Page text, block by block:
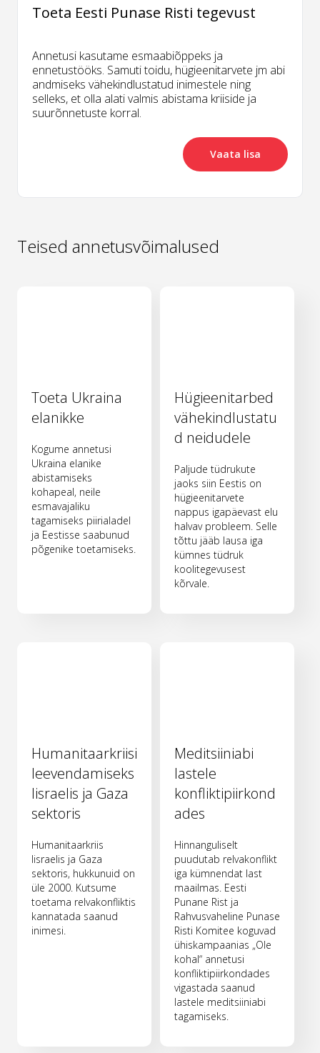
Toeta Eesti Punase Risti tegevust
Annetusi kasutame esmaabiõppeks ja
ennetustööks. Samuti toidu, hügieenitarvete jm abi
andmiseks vähekindlustatud inimestele ning
selleks, et olla alati valmis abistama kriiside ja
suurõnnetuste korral.
Vaata lisa
Teised annetusvõimalused
Toeta Ukraina
elanikke
Kogume annetusi
Ukraina elanike
abistamiseks
kohapeal, neile
esmavajaliku
tagamiseks piirialadel
ja Eestisse saabunud
põgenike toetamiseks.
Hügieenitarbed
vähekindlustatu
d neidudele
Paljude tüdrukute
jaoks siin Eestis on
hügieenitarvete
nappus igapäevast elu
halvav probleem. Selle
tõttu jääb lausa iga
kümnes tüdruk
koolitegevusest
kõrvale.
Humanitaarkriisi
leevendamiseks
Iisraelis ja Gaza
sektoris
Humanitaarkriis
Iisraelis ja Gaza
sektoris, hukkunuid on
üle 2000. Kutsume
toetama relvakonfliktis
kannatada saanud
inimesi.
Meditsiiniabi
lastele
konfliktipiirkond
ades
Hinnanguliselt
puudutab relvakonflikt
iga kümnendat last
maailmas. Eesti
Punane Rist ja
Rahvusvaheline Punase
Risti Komitee koguvad
ühiskampaanias „Ole
kohal“ annetusi
konfliktipiirkondades
vigastada saanud
lastele meditsiiniabi
tagamiseks.